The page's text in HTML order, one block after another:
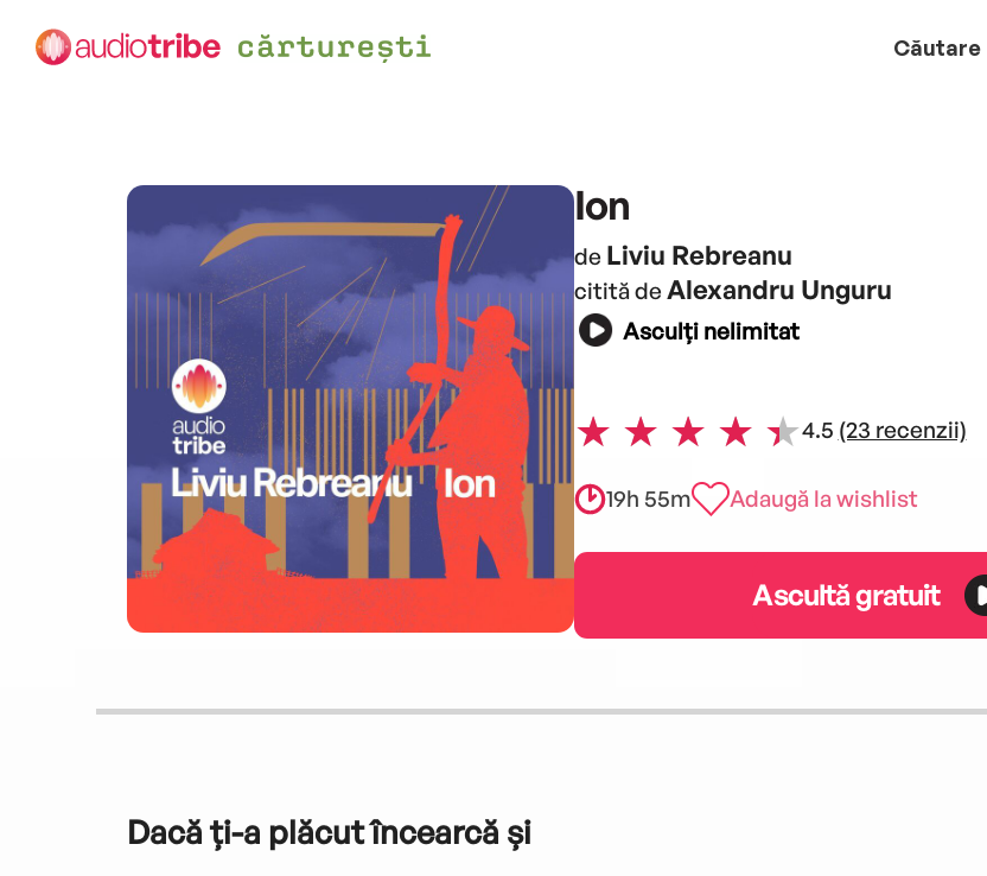
Căutare
Ion
de Liviu Rebreanu
citită de Alexandru Unguru
Asculți nelimitat
4.5 (23 recenzii)
19h 55m Adaugă la wishlist
Ascultă gratuit
Dacă ți-a plăcut încearcă și